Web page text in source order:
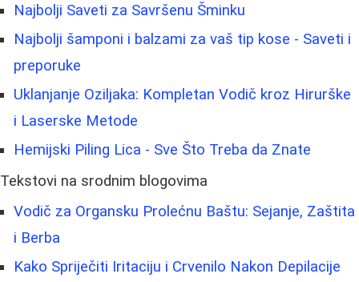
Najbolji Saveti za Savršenu Šminku
Najbolji šamponi i balzami za vaš tip kose - Saveti i
preporuke
Uklanjanje Oziljaka: Kompletan Vodič kroz Hirurške
i Laserske Metode
Hemijski Piling Lica - Sve Što Treba da Znate
Tekstovi na srodnim blogovima
Vodič za Organsku Prolećnu Baštu: Sejanje, Zaštita
i Berba
Kako Spriječiti Iritaciju i Crvenilo Nakon Depilacije